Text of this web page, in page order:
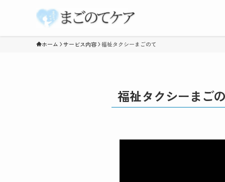
ホーム サービス内容 福祉タクシーまごのて
福祉タクシーまご